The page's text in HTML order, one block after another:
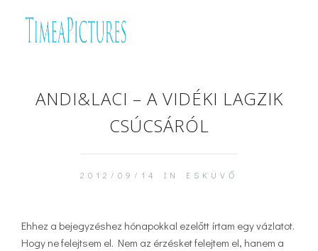
ANDI&LACI – A VIDÉKI LAGZIK
CSÚCSÁRÓL
2012/09/14 IN ESKÜVŐ
Ehhez a bejegyzéshez hónapokkal ezelőtt írtam egy vázlatot.
Hogy ne felejtsem el. Nem az érzésket felejtem el, hanem a